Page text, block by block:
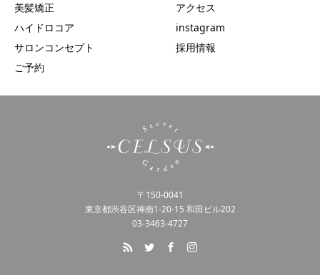
美髪矯正
ハイドロコア
サロンコンセプト
ご予約
アクセス
instagram
採用情報
〒150-0041
東京都渋谷区神南1-20-15 和田ビル202
03-3463-4727